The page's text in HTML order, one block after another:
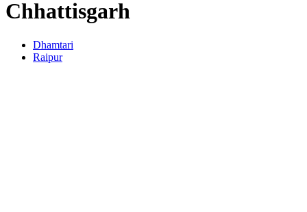
Chhattisgarh
Dhamtari
Raipur